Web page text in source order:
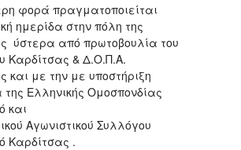
φορά πραγματοποιείται
ημερίδα στην πόλη της
ύστερα από πρωτοβουλία του
Καρδίτσας & Δ.Ο.Π.Α.
και με την με υποστήριξη
της Ελληνικής Ομοσπονδίας
και
Αγωνιστικού Συλλόγου
Καρδίτσας .